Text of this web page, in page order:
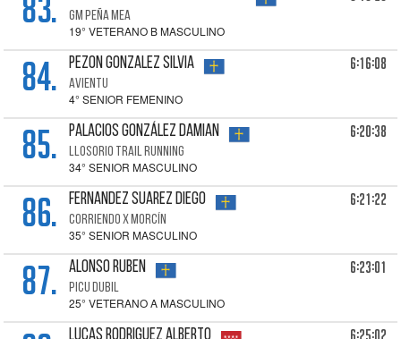
GM PEÑA MEA
19° VETERANO B MASCULINO
84. PEZON GONZALEZ Silvia
AVIENTU
4° SENIOR FEMENINO
6:16:08
85. PALACIOS GONZÁLEZ Damian
LLOSORIO TRAIL RUNNING
34° SENIOR MASCULINO
6:20:38
86. FERNANDEZ SUAREZ Diego
CORRIENDO X MORCÍN
35° SENIOR MASCULINO
6:21:22
87. ALONSO Ruben
PICU DUBIL
25° VETERANO A MASCULINO
6:23:01
6:25:02